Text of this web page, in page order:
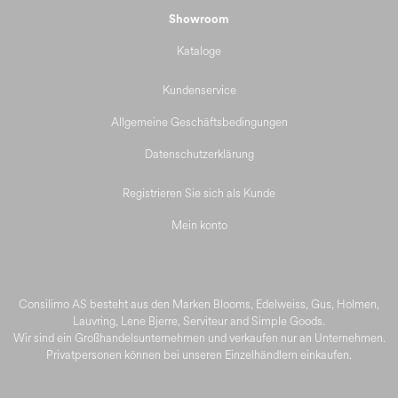
Consilimo AS besteht aus den Marken Blooms, Edelweiss, Gus, Holmen,
Lauvring, Lene Bjerre, Serviteur and Simple Goods.
Wir sind ein Großhandelsunternehmen und verkaufen nur an Unternehmen.
Privatpersonen können bei unseren Einzelhändlern einkaufen.
Showroom
Kataloge
Kundenservice
Allgemeine Geschäftsbedingungen
Datenschutzerklärung
Registrieren Sie sich als Kunde
Mein konto